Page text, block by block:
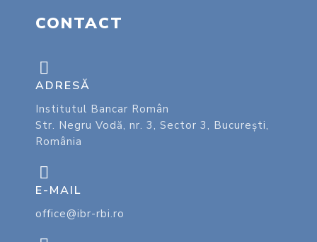
CONTACT
ADRESĂ
Institutul Bancar Român
Str. Negru Vodă, nr. 3, Sector 3, București,
România
E-MAIL
office@ibr-rbi.ro